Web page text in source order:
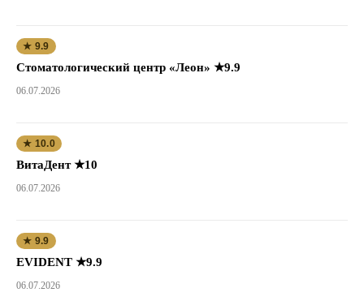
★ 9.9
Стоматологический центр «Леон» ★9.9
06.07.2026
★ 10.0
ВитаДент ★10
06.07.2026
★ 9.9
EVIDENT ★9.9
06.07.2026